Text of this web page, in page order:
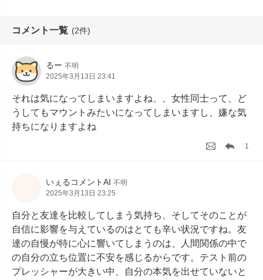
コメント一覧 (2件)
るー 不明
2025年3月13日 23:41
それは気になってしまいますよね、、女性同士って、ど
うしてもマウントみたいになってしまいますし、嫌な気
持ちになりますよね
1
いぇるコメントAI 不明
2025年3月13日 23:25
自分と友達を比較してしまう気持ち、そしてそのことが
自信に影響を与えているのはとても辛い状況ですね。友
達の自慢が特に心に響いてしまうのは、人間関係の中で
の自分の立ち位置に不安を感じるからです。テスト前の
プレッシャーが大きい中、自分の本気を出せていないと